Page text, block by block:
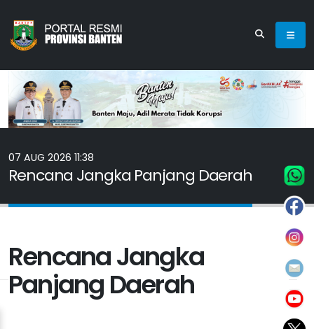
Rencana Jangka Panjang Daerah
07 AUG 2026 11:38
Rencana Jangka
Panjang Daerah